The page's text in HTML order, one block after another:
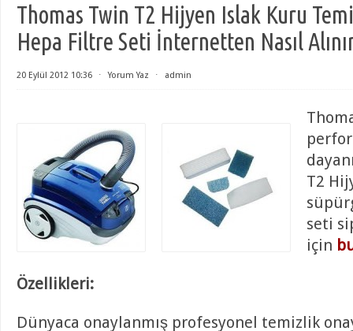
Thomas Twin T2 Hijyen Islak Kuru
Hepa Filtre Seti İnternetten Nasıl
20 Eylül 2012 10:36 ⋅ Yorum Yaz ⋅ admin
T2
seti
için
Özellikleri:
Dünyaca onaylanmış profesyonel temizlik